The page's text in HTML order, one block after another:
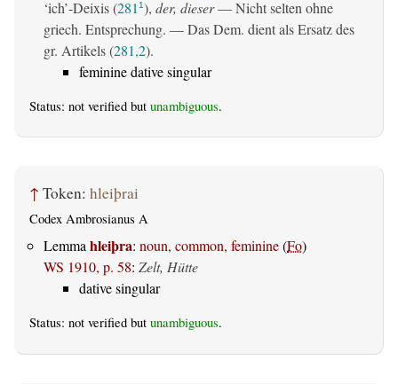
‘ich’-Deixis (281 1), der, dieser— Nicht selten ohne
griech. Entsprechung. — Das Dem. dient als Ersatz des
gr. Artikels (281,2).
feminine dative singular
Status: not verified but unambiguous.
↑ Token: hleiþrai
Codex Ambrosianus A
Lemmahleiþra: noun, common, feminine(Fo)
WS 1910, p. 58: Zelt, Hütte
dative singular
Status: not verified but unambiguous.